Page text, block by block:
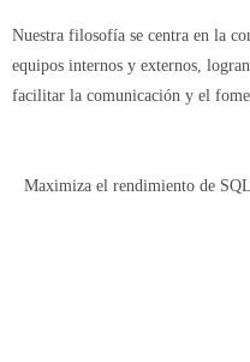
Nuestra filosofía se centra en la
equipos internos y externos,
facilitar la comunicación y el
Maximiza el rendimiento de